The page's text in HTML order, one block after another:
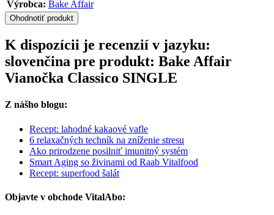
Výrobca: Bake Affair
Ohodnotiť produkt
K dispozícii je recenzií v jazyku:
slovenčina pre produkt: Bake Affair
Vianočka Classico SINGLE
Z nášho blogu:
Recept: lahodné kakaové vafle
6 relaxačných techník na zníženie stresu
Ako prirodzene posilniť imunitný systém
Smart Aging so živinami od Raab Vitalfood
Recept: superfood šalát
Objavte v obchode VitalAbo: